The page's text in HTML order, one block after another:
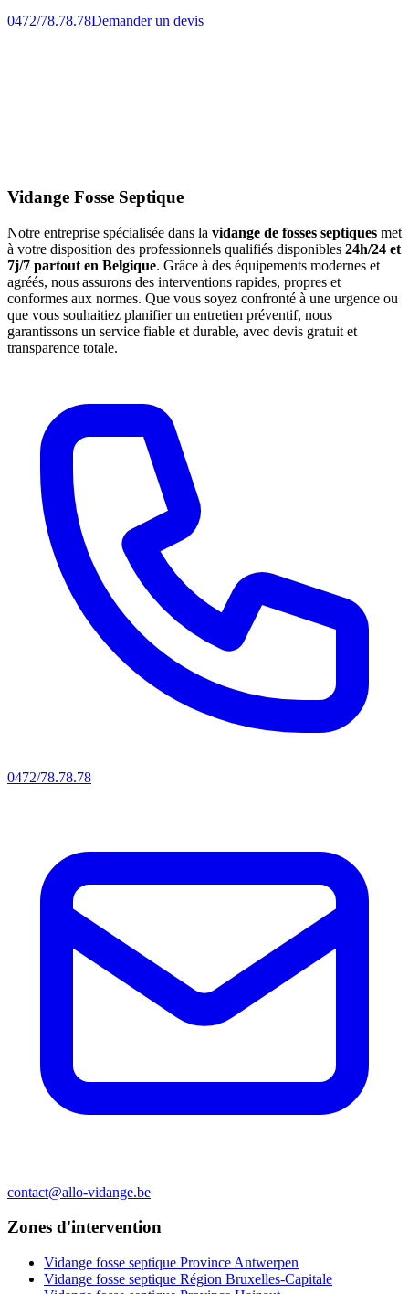
0472/78.78.78Demander un devis
Vidange Fosse Septique
Notre entreprise spécialisée dans la vidange de fosses septiques met
à votre disposition des professionnels qualifiés disponibles 24h/24 et
7j/7 partout en Belgique. Grâce à des équipements modernes et
agréés, nous assurons des interventions rapides, propres et
conformes aux normes. Que vous soyez confronté à une urgence ou
que vous souhaitiez planifier un entretien préventif, nous
garantissons un service fiable et durable, avec devis gratuit et
transparence totale.
0472/78.78.78
contact@allo-vidange.be
Zones d'intervention
Vidange fosse septique Province Antwerpen
Vidange fosse septique Région Bruxelles-Capitale